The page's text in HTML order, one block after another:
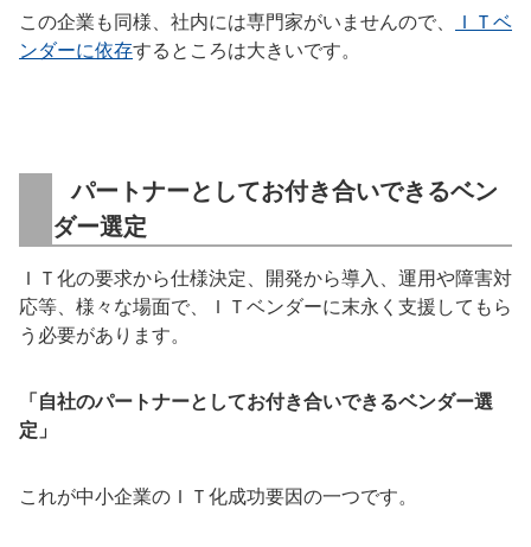
この企業も同様、社内には専門家がいませんので、
ＩＴベ
ンダーに依存するところは大きいです。
パートナーとしてお付き合いできるベン
ダー選定
ＩＴ化の要求から仕様決定、開発から導入、運用や障害対
応等、様々な場面で、ＩＴベンダーに末永く支援してもら
う必要があります。
「自社のパートナーとしてお付き合いできるベンダー選
定」
これが中小企業のＩＴ化成功要因の一つです。